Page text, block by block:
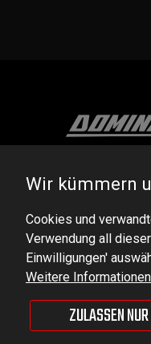
DOMINATOR
VAT ID No.:
Wir kümmern
Cookies und
Verwendung all
Einwilligungen'
Weitere
ZULASSEN